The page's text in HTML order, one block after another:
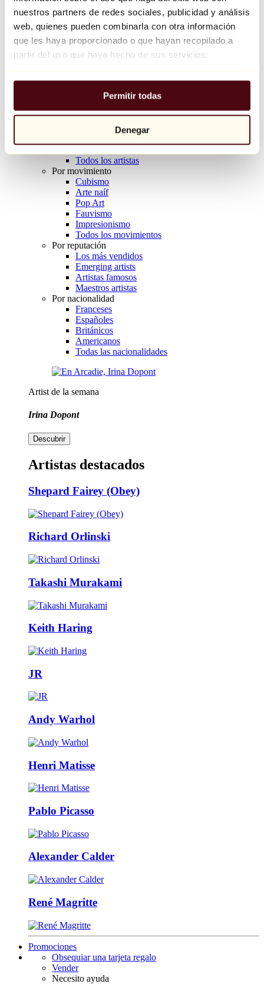
nuestros partners de redes sociales, publicidad y análisis
web, quienes pueden combinarla con otra información
que les haya proporcionado o que hayan recopilado a
partir del uso que haya hecho de sus servicios.
Permitir todas
Denegar
Balloon Dog (Orange)
Jeff Koons
10.000 €
Explorar
Todos los escultores
Todos los fotógrafos
Todos los artistas
Por movimiento
Cubismo
Arte naíf
Pop Art
Fauvismo
Impresionismo
Todos los movimientos
Por reputación
Los más vendidos
Emerging artists
Artistas famosos
Maestros artistas
Por nacionalidad
Franceses
Españoles
Británicos
Americanos
Todas las nacionalidades
Artist de la semana
Irina Dopont
Descubrir
Artistas destacados
Shepard Fairey (Obey)
Richard Orlinski
Takashi Murakami
Keith Haring
JR
Andy Warhol
Henri Matisse
Pablo Picasso
Alexander Calder
René Magritte
Promociones
Obsequiar una tarjeta regalo
Vender
Necesito ayuda